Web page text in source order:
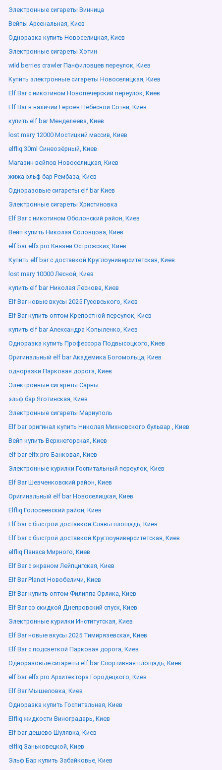
Электронные сигареты Винница
Вейпы Арсенальная, Киев
Одноразка купить Новоселицкая, Киев
Электронные сигареты Хотин
wild berries crawler Панфиловцев переулок, Киев
Купить электронные сигареты Новоселицкая, Киев
Elf Bar с никотином Новопечерский переулок, Киев
Elf Bar в наличии Героев Небесной Сотни, Киев
купить elf bar Менделеева, Киев
lost mary 12000 Мостицкий массив, Киев
elfliq 30ml Синеозёрный, Киев
Магазин вейпов Новоселицкая, Киев
жижа эльф бар Рембаза, Киев
Одноразовые сигареты elf bar Киев
Электронные сигареты Христиновка
Elf Bar с никотином Оболонский район, Киев
Вейп купить Николая Соловцова, Киев
elf bar elfx pro Князей Острожских, Киев
Купить elf bar с доставкой Круглоуниверситетская, Киев
lost mary 10000 Лесной, Киев
купить elf bar Николая Лескова, Киев
Elf Bar новые вкусы 2025 Гусовського, Киев
Elf Bar купить оптом Крепостной переулок, Киев
купить elf bar Александра Копыленко, Киев
Одноразка купить Профессора Подвысоцкого, Киев
Оригинальный elf bar Академика Богомольца, Киев
одноразки Парковая дорога, Киев
Электронные сигареты Сарны
эльф бар Яготинская, Киев
Электронные сигареты Мариуполь
Elf bar оригинал купить Николая Михновского бульвар , Киев
Вейп купить Верхнегорская, Киев
elf bar elfx pro Банковая, Киев
Электронные курилки Госпитальный переулок, Киев
Elf Bar Шевченковский район, Киев
Оригинальный elf bar Новоселицкая, Киев
Elfliq Голосеевский район, Киев
Elf bar с быстрой доставкой Славы площадь, Киев
Elf bar с быстрой доставкой Круглоуниверситетская, Киев
elfliq Панаса Мирного, Киев
Elf Bar с экраном Лейпцигская, Киев
Elf Bar Planet Новобеличи, Киев
Elf Bar купить оптом Филиппа Орлика, Киев
Elf Bar со скидкой Днепровский спуск, Киев
Электронные курилки Институтская, Киев
Elf Bar новые вкусы 2025 Тимирязевская, Киев
Elf Bar с подсветкой Парковая дорога, Киев
Одноразовые сигареты elf bar Спортивная площадь, Киев
elf bar elfx pro Архитектора Городецкого, Киев
Elf Bar Мышеловка, Киев
Одноразка купить Госпитальная, Киев
Elfliq жидкости Виноградарь, Киев
Elf bar дешево Шулявка, Киев
elfliq Заньковецкой, Киев
Эльф Бар купить Забайковье, Киев